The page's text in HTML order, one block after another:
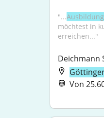
"...Ausbildung
möchtest in
erreichen..."
Deichmann
Von